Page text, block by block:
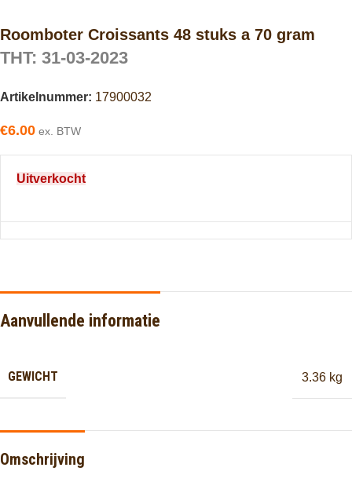
Roomboter Croissants 48 stuks a 70 gram
THT: 31-03-2023
Artikelnummer: 17900032
€6.00 ex. BTW
Uitverkocht
Aanvullende informatie
GEWICHT 3.36 kg
Omschrijving